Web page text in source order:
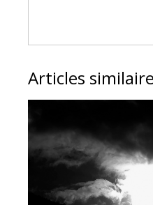
Articles